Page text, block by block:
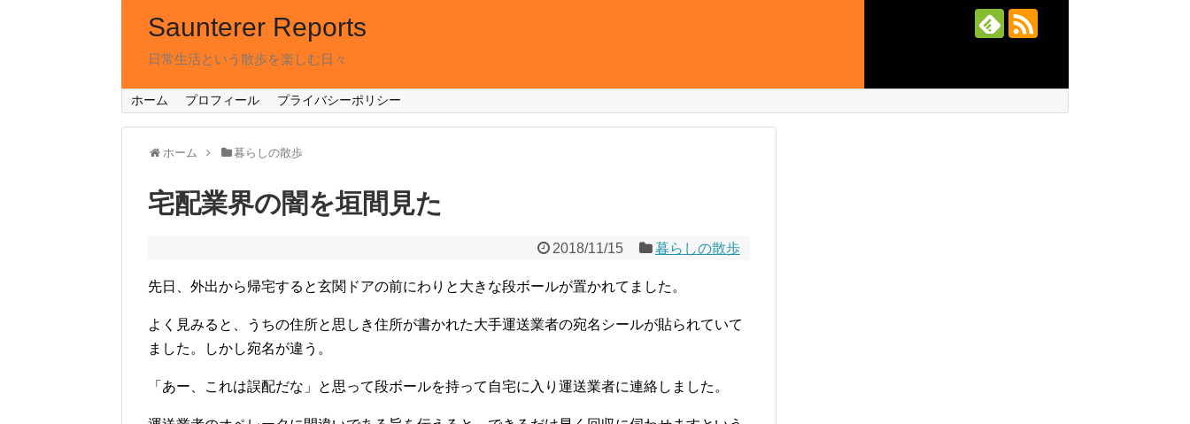
Saunterer Reports
日常生活という散歩を楽しむ日々
ホーム プロフィール プライバシーポリシー
ホーム 暮らしの散歩
宅配業界の闇を垣間見た
2018/11/15 暮らしの散歩
先日、外出から帰宅すると玄関ドアの前にわりと大きな段ボールが置かれてました。
よく見みると、うちの住所と思しき住所が書かれた大手運送業者の宛名シールが貼られていて
ました。しかし宛名が違う。
「あー、これは誤配だな」と思って段ボールを持って自宅に入り運送業者に連絡しました。